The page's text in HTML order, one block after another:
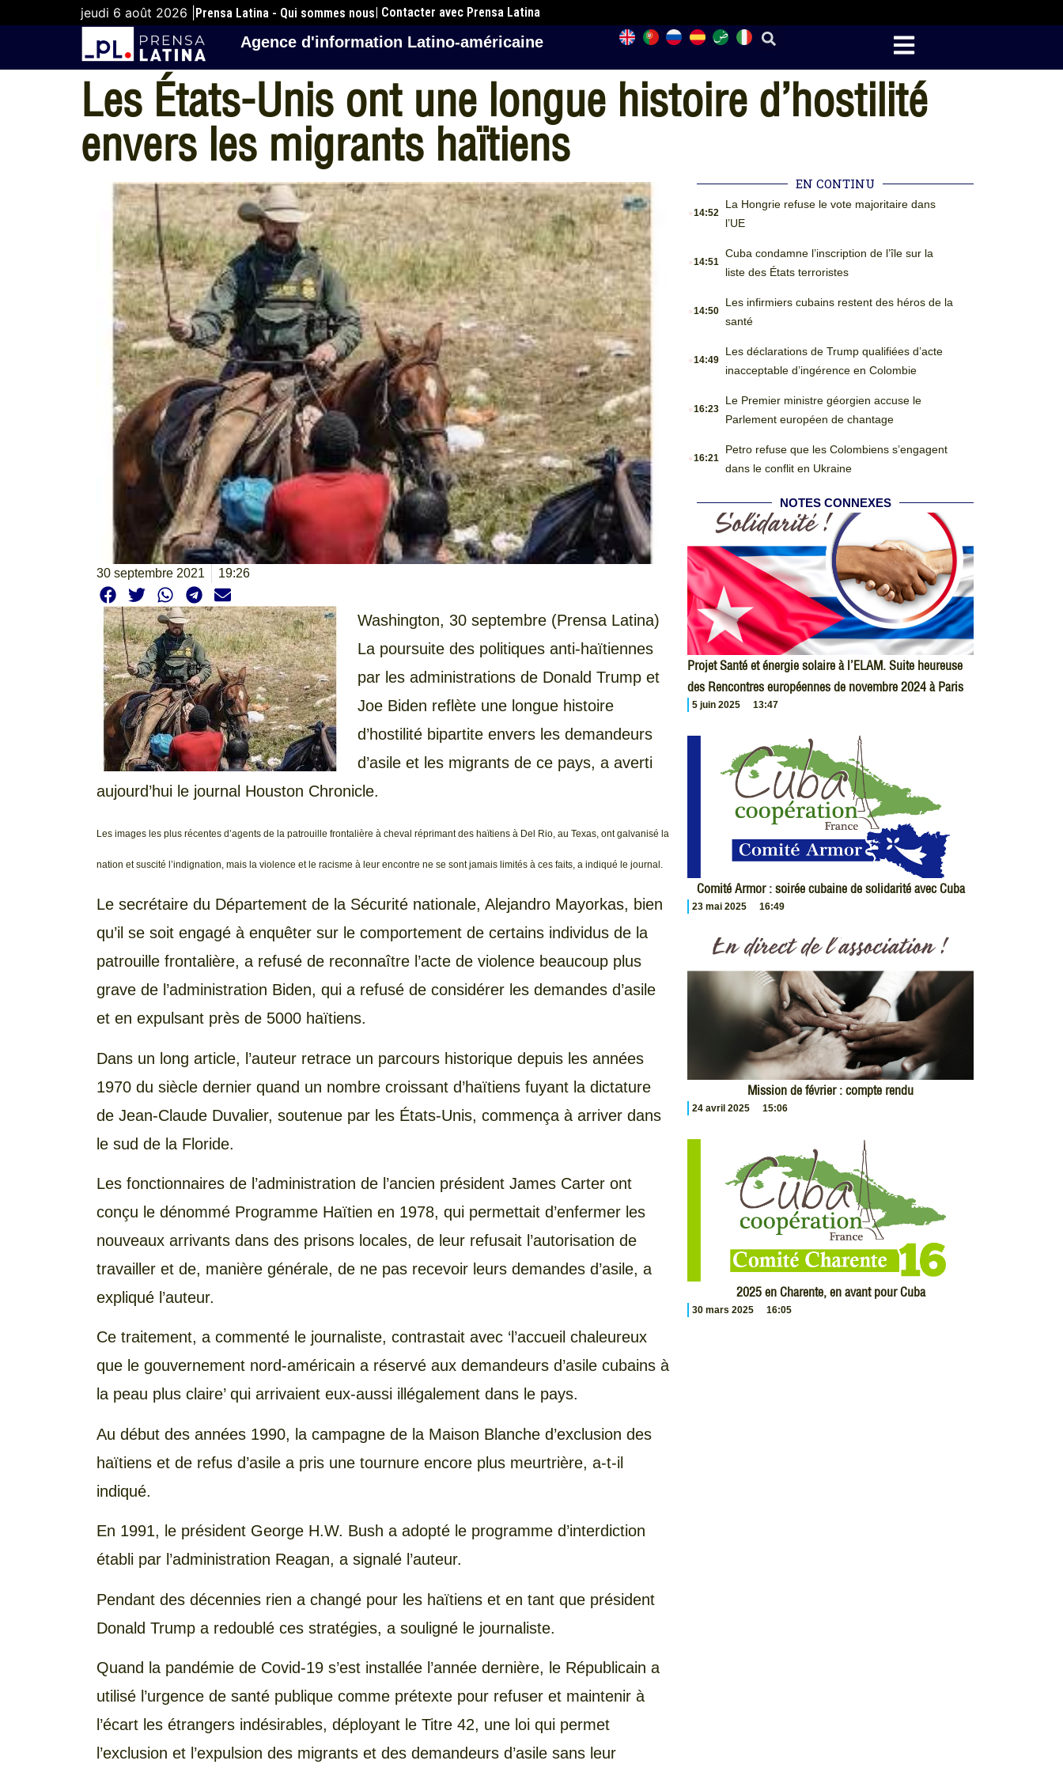
jeudi 6 août 2026 | Prensa Latina - Qui sommes nous| Contacter avec Prensa Latina
Agence d'information Latino-américaine
Les États-Unis ont une longue histoire d’hostilité
envers les migrants haïtiens
30 septembre 2021 19:26
Washington, 30 septembre (Prensa Latina)
La poursuite des politiques anti-haïtiennes
par les administrations de Donald Trump et
Joe Biden reflète une longue histoire
d’hostilité bipartite envers les demandeurs
d’asile et les migrants de ce pays, a averti
aujourd’hui le journal Houston Chronicle.
Les images les plus récentes d’agents de la patrouille frontalière à cheval réprimant des haïtiens à Del Rio, au Texas, ont galvanisé la
nation et suscité l’indignation, mais la violence et le racisme à leur encontre ne se sont jamais limités à ces faits, a indiqué le journal.
Le secrétaire du Département de la Sécurité nationale, Alejandro Mayorkas, bien
qu’il se soit engagé à enquêter sur le comportement de certains individus de la
patrouille frontalière, a refusé de reconnaître l’acte de violence beaucoup plus
grave de l’administration Biden, qui a refusé de considérer les demandes d’asile
et en expulsant près de 5000 haïtiens.
Dans un long article, l’auteur retrace un parcours historique depuis les années
1970 du siècle dernier quand un nombre croissant d’haïtiens fuyant la dictature
de Jean-Claude Duvalier, soutenue par les États-Unis, commença à arriver dans
le sud de la Floride.
Les fonctionnaires de l’administration de l’ancien président James Carter ont
conçu le dénommé Programme Haïtien en 1978, qui permettait d’enfermer les
nouveaux arrivants dans des prisons locales, de leur refusait l’autorisation de
travailler et de, manière générale, de ne pas recevoir leurs demandes d’asile, a
expliqué l’auteur.
Ce traitement, a commenté le journaliste, contrastait avec ‘l’accueil chaleureux
que le gouvernement nord-américain a réservé aux demandeurs d’asile cubains à
la peau plus claire’ qui arrivaient eux-aussi illégalement dans le pays.
Au début des années 1990, la campagne de la Maison Blanche d’exclusion des
haïtiens et de refus d’asile a pris une tournure encore plus meurtrière, a-t-il
indiqué.
En 1991, le président George H.W. Bush a adopté le programme d’interdiction
établi par l’administration Reagan, a signalé l’auteur.
Pendant des décennies rien a changé pour les haïtiens et en tant que président
Donald Trump a redoublé ces stratégies, a souligné le journaliste.
Quand la pandémie de Covid-19 s’est installée l’année dernière, le Républicain a
utilisé l’urgence de santé publique comme prétexte pour refuser et maintenir à
l’écart les étrangers indésirables, déployant le Titre 42, une loi qui permet
l’exclusion et l’expulsion des migrants et des demandeurs d’asile sans leur
EN CONTINU
.14:52
La Hongrie refuse le vote majoritaire dans
l’UE
.14:51
Cuba condamne l’inscription de l’île sur la
liste des États terroristes
.14:50
Les infirmiers cubains restent des héros de la
santé
.14:49
Les déclarations de Trump qualifiées d’acte
inacceptable d’ingérence en Colombie
.16:23
Le Premier ministre géorgien accuse le
Parlement européen de chantage
.16:21
Petro refuse que les Colombiens s’engagent
dans le conflit en Ukraine
NOTES CONNEXES
Projet Santé et énergie solaire à l’ELAM. Suite heureuse
des Rencontres européennes de novembre 2024 à Paris
5 juin 2025 13:47
Comité Armor : soirée cubaine de solidarité avec Cuba
23 mai 2025 16:49
Mission de février : compte rendu
24 avril 2025 15:06
2025 en Charente, en avant pour Cuba
30 mars 2025 16:05